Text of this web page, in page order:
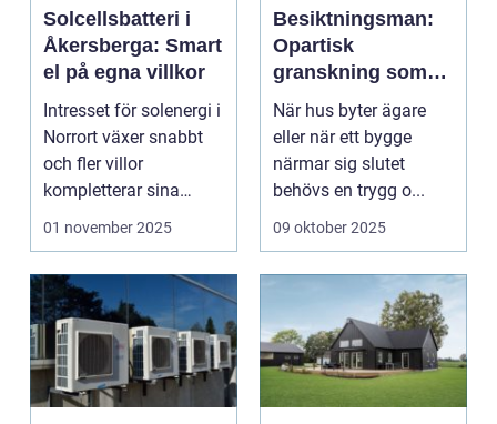
Solcellsbatteri i
Åkersberga: Smart
el på egna villkor
Intresset för solenergi i
Norrort växer snabbt
och fler villor
kompletterar sina
solceller...
01 november 2025
Besiktningsman:
Opartisk
granskning som
säkrar
byggkvalitet
När hus byter ägare
eller när ett bygge
närmar sig slutet
behövs en trygg o...
09 oktober 2025